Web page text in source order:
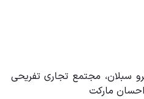
سبلان، مجتمع تجاری تفریحی